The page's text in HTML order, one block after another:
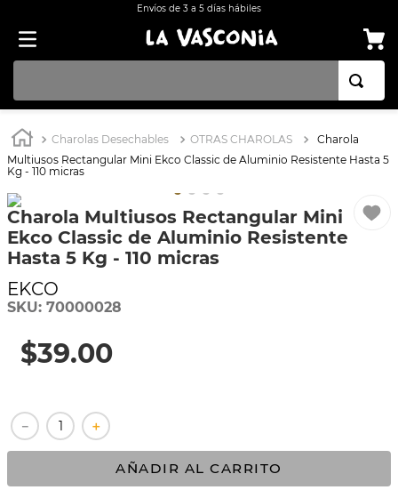
Envíos de 3 a 5 días hábiles
Charolas Desechables OTRAS CHAROLAS
Charola
Multiusos Rectangular Mini Ekco Classic de Aluminio Resistente Hasta 5
Kg - 110 micras
Charola Multiusos Rectangular Mini
Ekco Classic de Aluminio Resistente
Hasta 5 Kg - 110 micras
EKCO
SKU: 70000028
$39.00
＋
－
AÑADIR AL CARRITO
1. BATERÍA COCINA EKCO ALUMINIO ANTIADHERENTE 32 PIEZAS
2 . BATERÍA COCINA CON ANTIADHERENTE EKCO 32 PIEZAS ALUMINIO
3 OLLA
4. INDUCCIÓN
ARROCERA
6. SARTEN
8. BATERÍA
10 COMAL